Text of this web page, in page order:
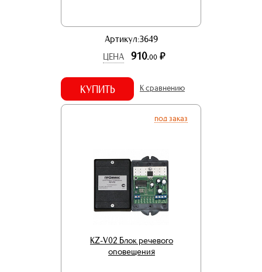
Артикул:3649
ЦЕНА
910.00 р.
КУПИТЬ К сравнению
под заказ
KZ-V02 Блок речевого
оповещения